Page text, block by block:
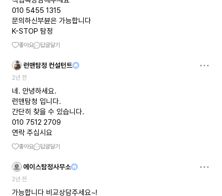
010 5455 1315
문의하신부뷴은 가능합니다
K-STOP 탐정
좋아요 답글달기
런맨탐정 컨설턴트
2년 전
네. 안녕하세요.
런맨탐청 입니다.
간단히 찾을 수 있습니다.
010 7512 2709
연락 주십시요
좋아요 답글달기
에이스탐정사무소
2년 전
가능합니다 비교상담주세요~!